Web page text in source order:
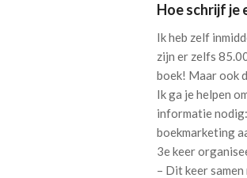
Hoe schrijf je
Ik heb zelf
zijn er zelfs
boek! Maar ook
Ik ga je helpen
informatie
boekmarketing
3e keer
– Dit keer